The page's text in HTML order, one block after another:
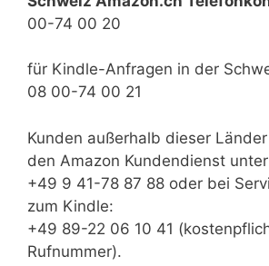
00-74 00 20
für Kindle-Anfragen in der
08 00-74 00 21
Kunden außerhalb dieser
den Amazon Kundendienst unter
+49 9 41-78 87 88 oder bei
zum Kindle:
+49 89-22 06 10 41
Rufnummer).